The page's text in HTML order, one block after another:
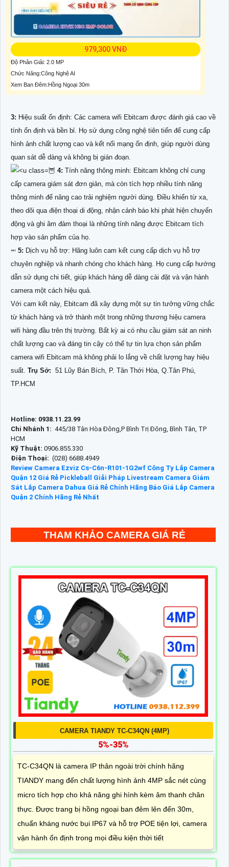
979,300 VNĐ
Độ Phân Giải: 2.0 MP
Chức Năng:Công Nghệ AI
Xem Ban Đêm:Hồng Ngoại 30m
3: Hiệu suất ổn định: Các camera wifi Ebitcam được đánh giá cao về
tính ổn định và bền bỉ. Họ sử dụng công nghệ tiên tiến để cung cấp
hình ảnh chất lượng cao và kết nối mạng ổn định, giúp người dùng
quan sát dễ dàng và không bị gián đoạn.
🦉 4: Tính năng thông minh: Ebitcam không chỉ cung
cấp camera giám sát đơn giản, mà còn tích hợp nhiều tính năng
thông minh để nâng cao trải nghiệm người dùng. Điều khiển từ xa,
theo dõi qua điện thoại di động, nhận cảnh báo khi phát hiện chuyển
động và ghi âm đàm thoại là những tính năng được Ebitcam tích
hợp vào sản phẩm của họ.
⬹ 5: Dịch vụ hỗ trợ: Hãng luôn cam kết cung cấp dịch vụ hỗ trợ
chuyên nghiệp và nhanh chóng cho khách hàng. Họ cung cấp hướng
dẫn sử dụng chi tiết, giúp khách hàng dễ dàng cài đặt và vận hành
camera một cách hiệu quả.
Với cam kết này, Ebitcam đã xây dựng một sự tin tưởng vững chắc
từ khách hàng và trở thành một trong những thương hiệu camera
wifi hàng đầu trên thị trường. Bất kỳ ai có nhu cầu giám sát an ninh
chất lượng cao và đáng tin cậy có thể tự tin lựa chọn sản phẩm
camera wifi Ebitcam mà không phải lo lắng về chất lượng hay hiệu
suất. Trụ Sở: 51 Lũy Bán Bích, P. Tân Thới Hòa, Q.Tân Phú,
TP.HCM
Hotline: 0938.11.23.99
Chi Nhánh 1: 445/38 Tân Hòa Đông,P Bình Trị Đông, Bình Tân, TP
HCM
Kỹ Thuật: 0906.855.330
Điện Thoại: (028) 6688.4949
Review Camera Ezviz Cs-C6n-R101-1G2wf Công Ty Lắp Camera
Quận 12 Giá Rẻ Pickleball Giải Pháp Livestream Camera Giám
Sát Lắp Camera Dahua Giá Rẻ Chính Hãng Báo Giá Lắp Camera
Quận 2 Chính Hãng Rẻ Nhất
THAM KHẢO CAMERA GIÁ RẺ
CAMERA TIANDY TC-C34QN (4MP)
5%-35%
TC-C34QN là camera IP thân ngoài trời chính hãng
TIANDY mang đến chất lượng hình ảnh 4MP sắc nét cùng
micro tích hợp cho khả năng ghi hình kèm âm thanh chân
thực. Được trang bị hồng ngoại ban đêm lên đến 30m,
chuẩn kháng nước bụi IP67 và hỗ trợ POE tiện lợi, camera
vận hành ổn định trong mọi điều kiện thời tiết